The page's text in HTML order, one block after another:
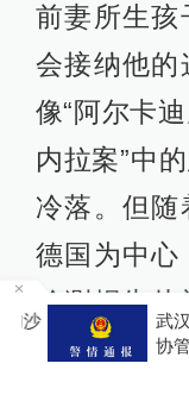
前妻所生孩
会接纳他的
像“阿尔卡
内拉案”中
冷落。但随
德国为中心
检测报告
受，再到
武汉
协管员